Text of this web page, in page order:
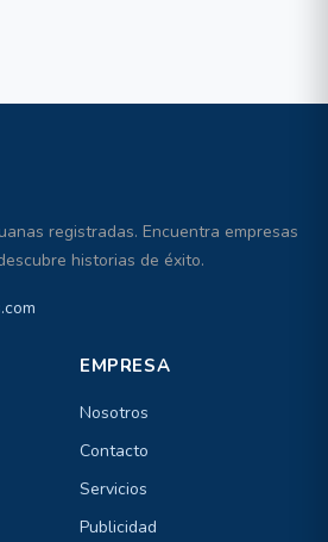
registradas. Encuentra empresas
historias de éxito.
EMPRESA
Nosotros
Contacto
Servicios
Publicidad